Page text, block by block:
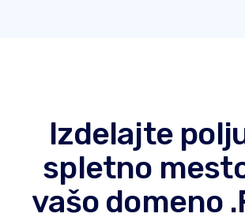
Izdelajte
spletno
vašo domeno